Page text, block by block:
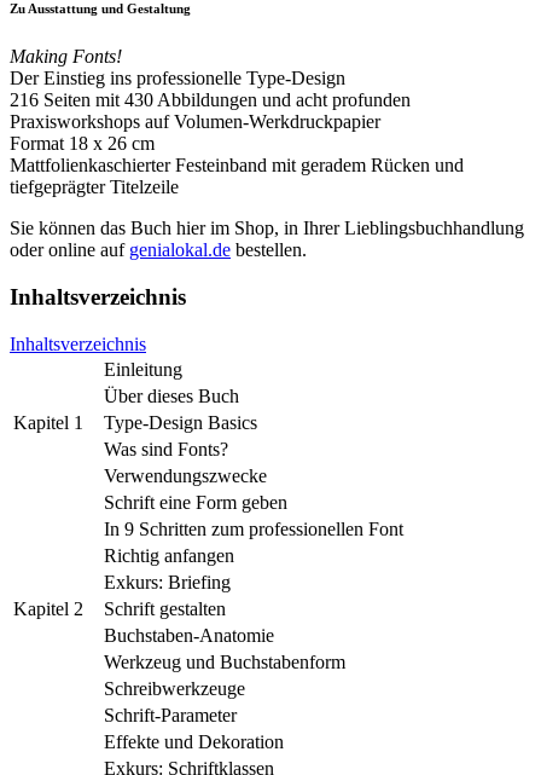
Zu Ausstattung und Gestaltung
Making Fonts!
Der Einstieg ins professionelle Type-Design
216 Seiten mit 430 Abbildungen und acht profunden
Praxisworkshops auf Volumen-Werkdruckpapier
Format 18 x 26 cm
Mattfolienkaschierter Festeinband mit geradem Rücken und
tiefgeprägter Titelzeile
Sie können das Buch hier im Shop, in Ihrer Lieblingsbuchhandlung
oder online auf genialokal.de bestellen.
Inhaltsverzeichnis
Inhaltsverzeichnis
Einleitung
Über dieses Buch
Kapitel 1
Type-Design Basics
Was sind Fonts?
Verwendungszwecke
Schrift eine Form geben
In 9 Schritten zum professionellen Font
Richtig anfangen
Exkurs: Briefing
Kapitel 2
Schrift gestalten
Buchstaben-Anatomie
Werkzeug und Buchstabenform
Schreibwerkzeuge
Schrift-Parameter
Effekte und Dekoration
Exkurs: Schriftklassen